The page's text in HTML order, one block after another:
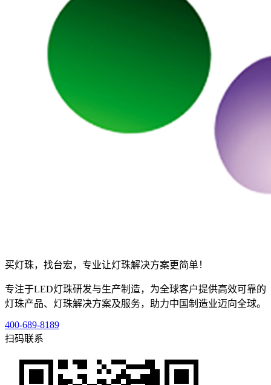
买灯珠，找台宏，专业让灯珠解决方案更简单！
专注于LED灯珠研发与生产制造，为全球客户提供高效可靠的
灯珠产品、灯珠解决方案及服务，助力中国制造业迈向全球。
400-689-8189
扫码联系